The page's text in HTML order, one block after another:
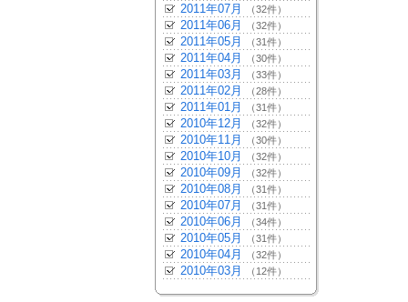
2011年07月 （32件）
2011年06月 （32件）
2011年05月 （31件）
2011年04月 （30件）
2011年03月 （33件）
2011年02月 （28件）
2011年01月 （31件）
2010年12月 （32件）
2010年11月 （30件）
2010年10月 （32件）
2010年09月 （32件）
2010年08月 （31件）
2010年07月 （31件）
2010年06月 （34件）
2010年05月 （31件）
2010年04月 （32件）
2010年03月 （12件）